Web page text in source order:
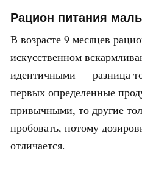
Рацион питания
В возрасте 9 месяцев
искусственном
идентичными — разница
первых определенные
привычными, то другие
пробовать, потому
отличается.